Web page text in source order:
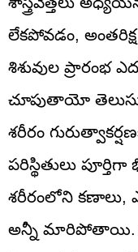
లేకపోవడం,
శిశువుల ప్రారంభ
చూపుతాయో
శరీరం
పరిస్థితులు
శరీరంలోని కణాలు,
అన్నీ మారిపోతాయి.